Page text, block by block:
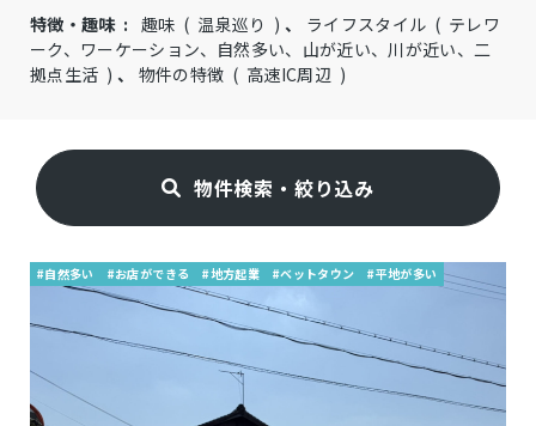
特徴・趣味 : 趣味 ( 温泉巡り )、 ライフスタイル ( テレワ
ーク、ワーケーション、自然多い、山が近い、川が近い、二
拠点生活 ) 、 物件の特徴 ( 高速IC周辺 )
物件検索・絞り込み
#自然多い #お店ができる #地方起業 #ベットタウン #平地が多い